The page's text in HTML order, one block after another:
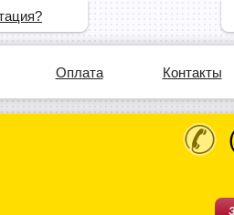
Оплата Контакты